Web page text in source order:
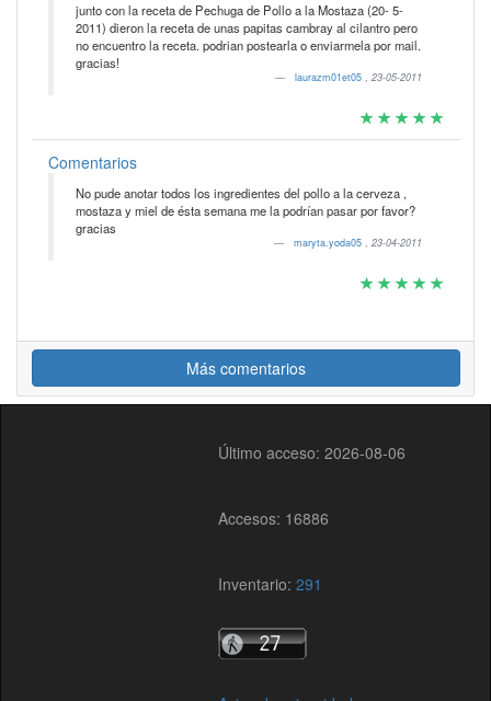
junto con la receta de Pechuga de Pollo a la Mostaza (20- 5-
2011) dieron la receta de unas papitas cambray al cilantro pero
no encuentro la receta. podrian postearla o enviarmela por mail.
gracias!
laurazm01et05 , 23-05-2011
Comentarios
No pude anotar todos los ingredientes del pollo a la cerveza ,
mostaza y miel de ésta semana me la podrían pasar por favor?
gracias
maryta.yoda05 , 23-04-2011
Más comentarios
Último acceso: 2026-08-06
Accesos: 16886
Inventario:291